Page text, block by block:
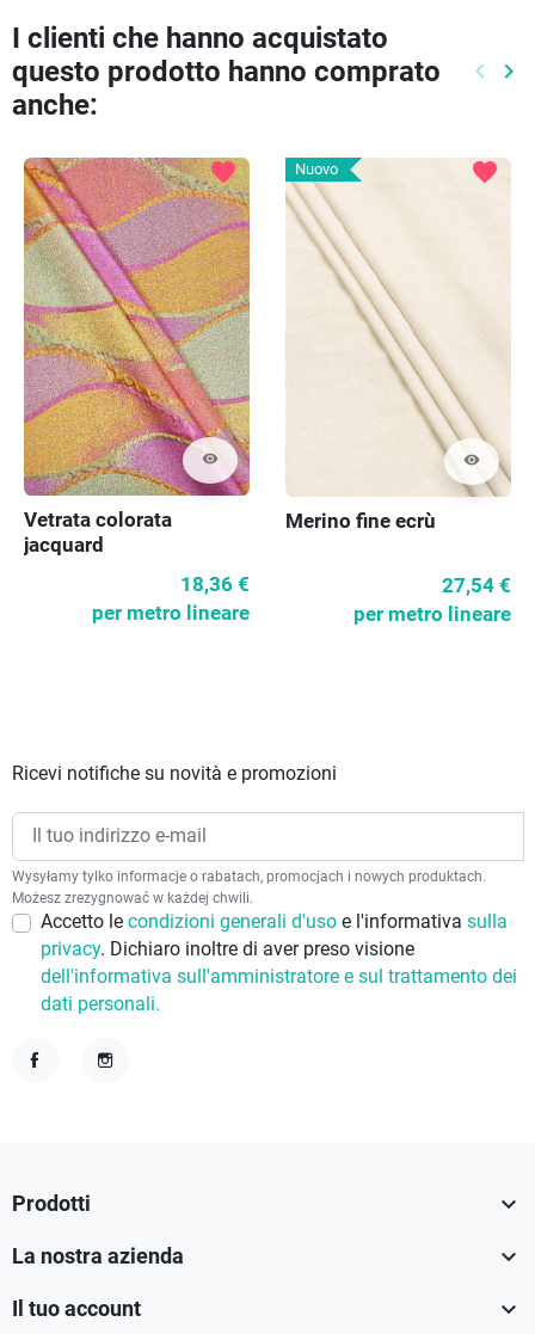
I clienti che hanno acquistato
questo prodotto hanno comprato
anche:
keyboard_arrow_left keyboard_arrow_right
visibility
favorite
Vetrata colorata
jacquard
18,36 €
per metro lineare
Nuovo
visibility
favorite
Merino fine ecrù
27,54 €
per metro lineare
Ricevi notifiche su novità e promozioni
Wysyłamy tylko informacje o rabatach, promocjach i nowych produktach.
Możesz zrezygnować w każdej chwili.
Accetto le condizioni generali d'uso e l'informativa sulla
privacy. Dichiaro inoltre di aver preso visione
dell'informativa sull'amministratore e sul trattamento dei
dati personali.
Prodotti 
La nostra azienda 
Il tuo account 